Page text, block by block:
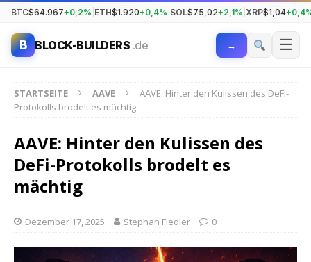
BTC$64.967+0,2% ETH$1.920+0,4% SOL$75,02+2,1% XRP$1,04
B BLOCK-BUILDERS .de → ☰
STARTSEITE AAVE
AAVE: Hinter den Kulissen des DeFi-
Protokolls brodelt es mächtig
AAVE: Hinter den Kulissen des
DeFi-Protokolls brodelt es
mächtig
Dezember 17, 2025 Stephan Fiedler 0